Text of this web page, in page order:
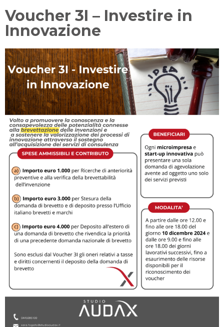
Voucher 3I – Investire in
Innovazione